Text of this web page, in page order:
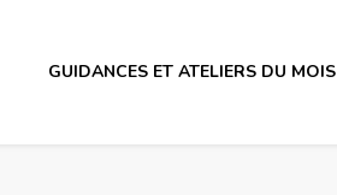
GUIDANCES ET ATELIERS DU MOIS